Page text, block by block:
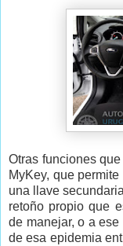
Otras funciones
MyKey, que
una llave
retoño propio que
de manejar, o a
de esa epidemia